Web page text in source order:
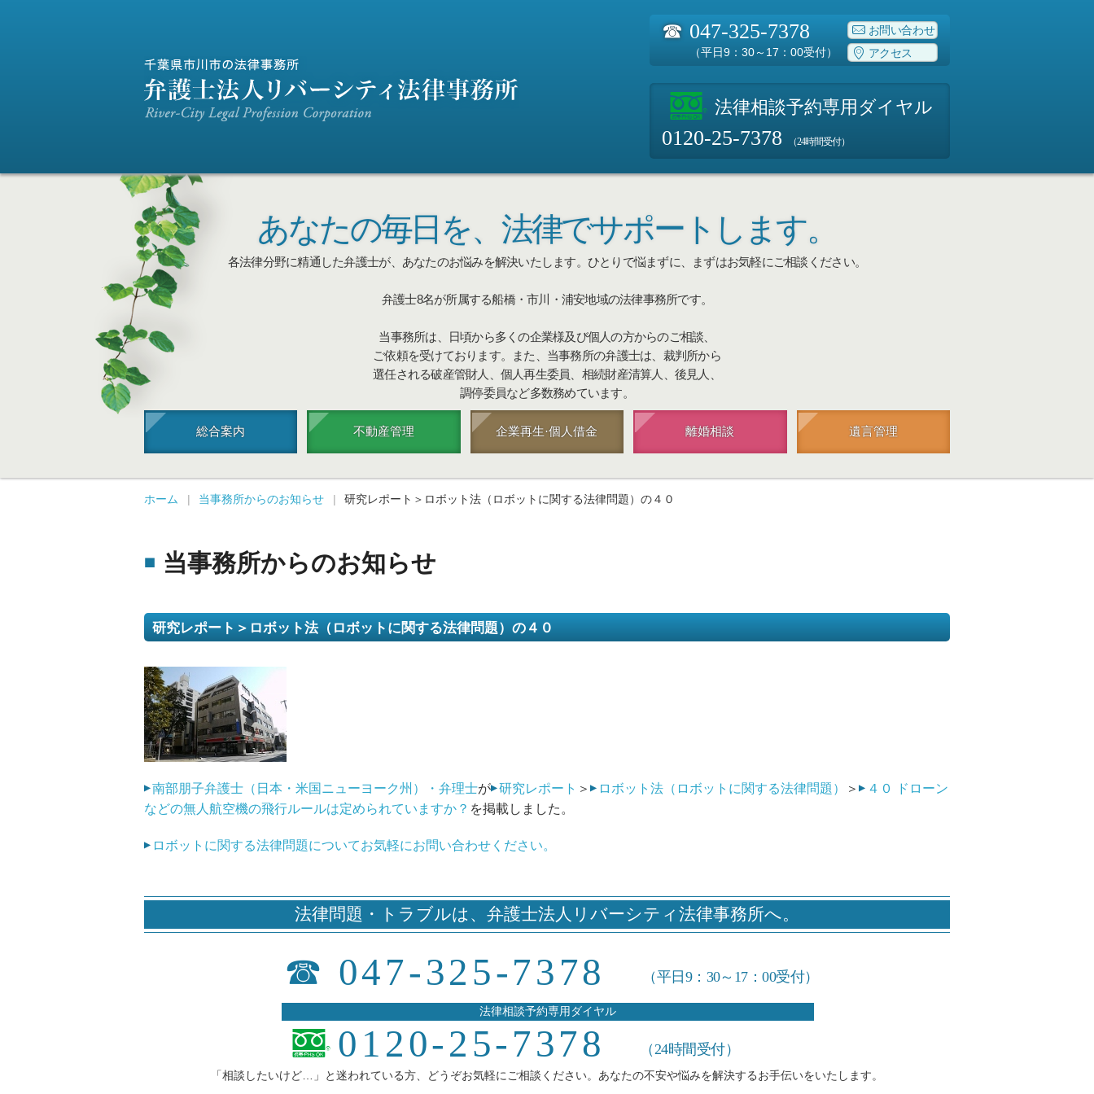
☎ 047-325-7378
（平日9：30～17：00受付）
お問い合わせ
アクセス
法律相談予約専用ダイヤル
0120-25-7378 （24時間受付）
あなたの毎日を、 法律でサポートします。
各法律分野に精通した弁護士が、あなたのお悩みを解決いたします。 ひとりで悩まずに、まずはお気軽にご相談ください。
弁護士8名が所属する船橋・市川・浦安地域の法律事務所です。
当事務所は、日頃から多くの企業様及び個人の方からのご相談、
ご依頼を受けております。また、当事務所の弁護士は、裁判所から
選任される破産管財人、個人再生委員、相続財産清算人、後見人、
調停委員など多数務めています。
総合案内 不動産管理 企業再生·個人借金 離婚相談 遺言管理
ホーム 当事務所からのお知らせ 研究レポート＞ロボット法（ロボットに関する法律問題）の４０
当事務所からのお知らせ
研究レポート＞ロボット法（ロボットに関する法律問題）の４０
南部朋子弁護士（日本・米国ニューヨーク州）・弁理士が 研究レポート ＞ ロボット法（ロボットに関する法律問題） ＞
４０ ドローン
などの無人航空機の飛行ルールは定められていますか？ を掲載しました。
ロボットに関する法律問題についてお気軽にお問い合わせください。
法律問題・トラブルは、 弁護士法人リバーシティ法律事務所へ。
☎ 047-325-7378 （平日9：30～17：00受付）
法律相談予約専用ダイヤル
0120-25-7378 （24時間受付）
「相談したいけど…」と迷われている方、どうぞお気軽にご相談ください。あなたの不安や悩みを解決するお手伝いをいたします。